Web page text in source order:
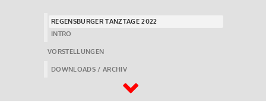
REGENSBURGER TANZTAGE 2022
INTRO
VORSTELLUNGEN
DOWNLOADS / ARCHIV